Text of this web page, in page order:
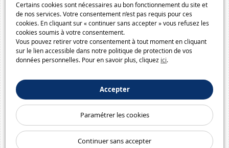
Certains cookies sont nécessaires au bon fonctionnement du site et
de nos services. Votre consentement n’est pas requis pour ces
cookies. En cliquant sur « continuer sans accepter » vous refusez les
cookies soumis à votre consentement.
Vous pouvez retirer votre consentement à tout moment en cliquant
sur le lien accessible dans notre politique de protection de vos
données personnelles. Pour en savoir plus, cliquez ici.
Accepter
Paramétrer les cookies
Continuer sans accepter